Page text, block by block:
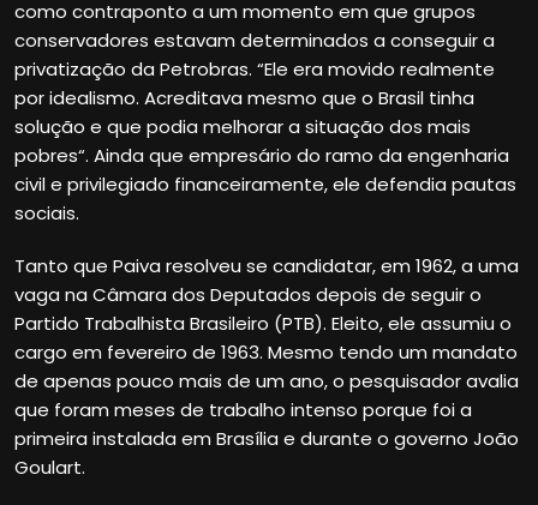
como contraponto a um momento em que grupos
conservadores estavam determinados a conseguir a
privatização da Petrobras. “Ele era movido realmente
por idealismo. Acreditava mesmo que o Brasil tinha
solução e que podia melhorar a situação dos mais
pobres“. Ainda que empresário do ramo da engenharia
civil e privilegiado financeiramente, ele defendia pautas
sociais.
Tanto que Paiva resolveu se candidatar, em 1962, a uma
vaga na Câmara dos Deputados depois de seguir o
Partido Trabalhista Brasileiro (PTB). Eleito, ele assumiu o
cargo em fevereiro de 1963. Mesmo tendo um mandato
de apenas pouco mais de um ano, o pesquisador avalia
que foram meses de trabalho intenso porque foi a
primeira instalada em Brasília e durante o governo João
Goulart.